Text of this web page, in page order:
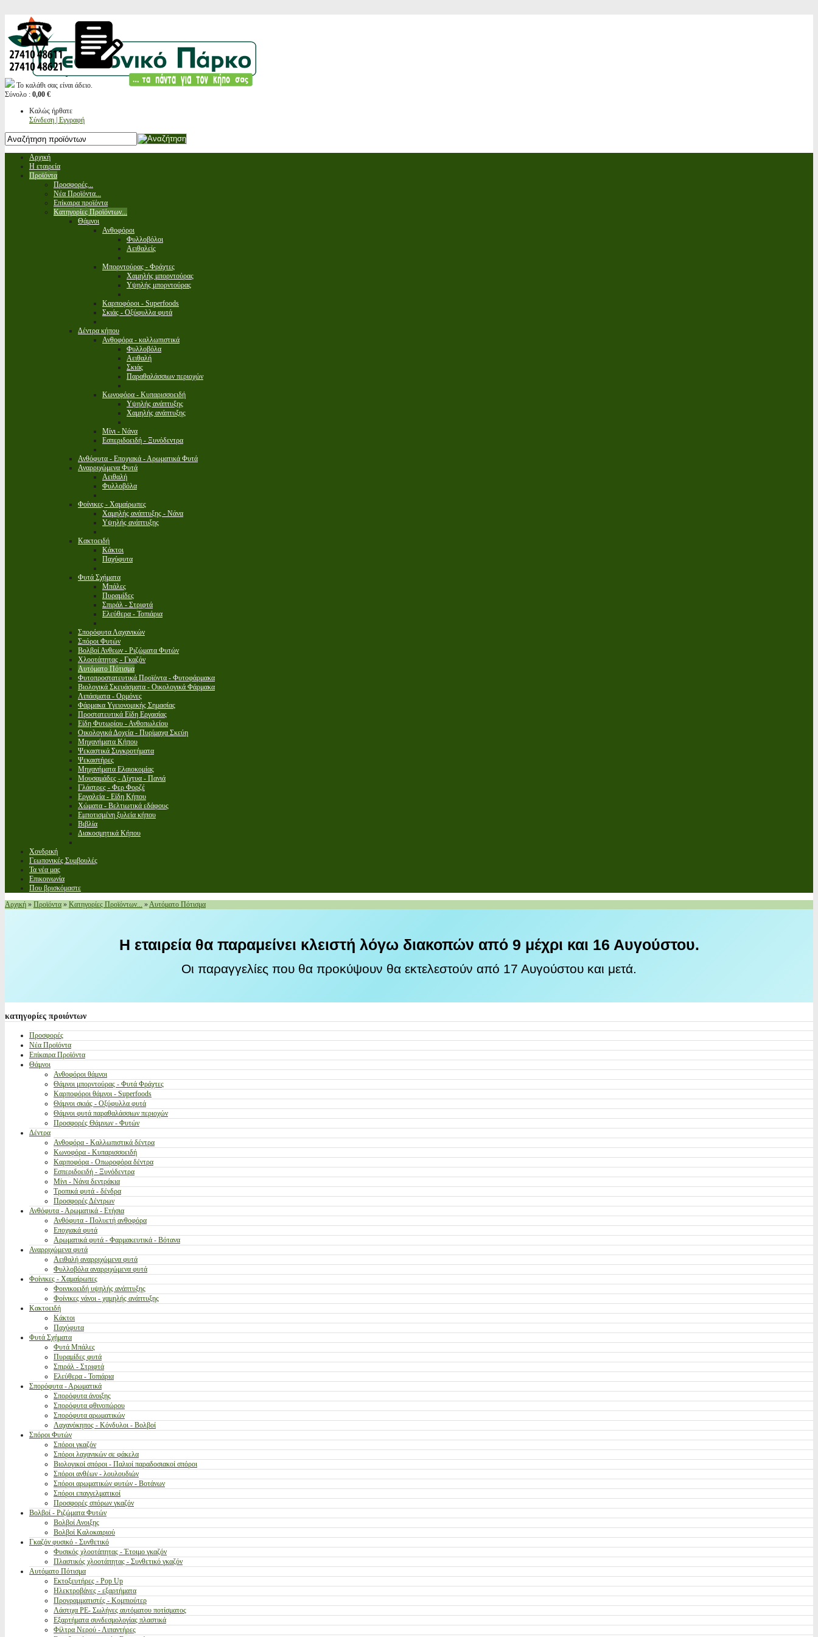
Το καλάθι σας είναι άδειο.
Σύνολο : 0,00 €
Καλώς ήρθατε
Σύνδεση | Εγγραφή
Αρχική
Η εταιρεία
Προϊόντα
Προσφορές...
Νέα Προϊόντα...
Επίκαιρα προϊόντα
Κατηγορίες Προϊόντων...
Θάμνοι
Ανθοφόροι
Φυλλοβόλοι
Αειθαλείς
Μπορντούρας - Φράχτες
Χαμηλής μπορντούρας
Υψηλής μπορντούρας
Καρποφόροι - Superfoods
Σκιάς - Οξύφυλλα φυτά
Δέντρα κήπου
Ανθοφόρα - καλλωπιστικά
Φυλλοβόλα
Αειθαλή
Σκιάς
Παραθαλάσσιων περιοχών
Κωνοφόρα - Κυπαρισσοειδή
Υψηλής ανάπτυξης
Χαμηλής ανάπτυξης
Μίνι - Νάνα
Εσπεριδοειδή - Ξυνόδεντρα
Ανθόφυτα - Εποχιακά - Αρωματικά Φυτά
Αναρριχώμενα Φυτά
Αειθαλή
Φυλλοβόλα
Φοίνικες - Χαμαίρωπες
Χαμηλής ανάπτυξης - Νάνα
Υψηλής ανάπτυξης
Κακτοειδή
Κάκτοι
Παχύφυτα
Φυτά Σχήματα
Μπάλες
Πυραμίδες
Σπιράλ - Στριφτά
Ελεύθερα - Τοπιάρια
Σπορόφυτα Λαχανικών
Σπόροι Φυτών
Βολβοί Ανθεων - Ριζώματα Φυτών
Χλοοτάπητας - Γκαζόν
Αυτόματο Πότισμα
Φυτοπροστατευτικά Προϊόντα - Φυτοφάρμακα
Βιολογικά Σκευάσματα - Οικολογικά Φάρμακα
Λιπάσματα - Ορμόνες
Φάρμακα Υγειονομικής Σημασίας
Προστατευτικά Είδη Εργασίας
Είδη Φυτωρίου - Ανθοπωλείου
Οικολογικά Δοχεία - Πυρίμαχα Σκεύη
Μηχανήματα Κήπου
Ψεκαστικά Συγκροτήματα
Ψεκαστήρες
Μηχανήματα Ελαιοκομίας
Μουσαμάδες - Δίχτυα - Πανιά
Γλάστρες - Φερ Φορζέ
Εργαλεία - Είδη Κήπου
Χώματα - Βελτιωτικά εδάφους
Εμποτισμένη ξυλεία κήπου
Βιβλία
Διακοσμητικά Κήπου
Χονδρική
Γεωπονικές Συμβουλές
Τα νέα μας
Επικοινωνία
Που βρισκόμαστε
Αρχική » Προϊόντα » Κατηγορίες Προϊόντων... »Αυτόματο Πότισμα
Η εταιρεία θα παραμείνει κλειστή λόγω διακοπών από 9 μέχρι και 16 Αυγούστου.
Οι παραγγελίες που θα προκύψουν θα εκτελεστούν από 17 Αυγούστου και μετά.
κατηγορίες προιόντων
Προσφορές
Νέα Προϊόντα
Επίκαιρα Προϊόντα
Θάμνοι
Ανθοφόροι θάμνοι
Θάμνοι μπορντούρας - Φυτά Φράχτες
Καρποφόροι θάμνοι - Superfoods
Θάμνοι σκιάς - Οξύφυλλα φυτά
Θάμνοι φυτά παραθαλάσσιων περιοχών
Προσφορές Θάμνων - Φυτών
Δέντρα
Ανθοφόρα - Καλλωπιστικά δέντρα
Κωνοφόρα - Κυπαρισσοειδή
Καρποφόρα - Οπωροφόρα δέντρα
Εσπεριδοειδή - Ξυνόδεντρα
Μίνι - Νάνα δεντράκια
Τροπικά φυτά - δένδρα
Προσφορές Δέντρων
Ανθόφυτα - Αρωματικά - Ετήσια
Ανθόφυτα - Πολυετή ανθοφόρα
Εποχιακά φυτά
Αρωματικά φυτά - Φαρμακευτικά - Βότανα
Αναρριχώμενα φυτά
Αειθαλή αναρριχώμενα φυτά
Φυλλοβόλα αναρριχώμενα φυτά
Φοίνικες - Χαμαίρωπες
Φοινικοειδή υψηλής ανάπτυξης
Φοίνικες νάνοι - χαμηλής ανάπτυξης
Κακτοειδή
Κάκτοι
Παχύφυτα
Φυτά Σχήματα
Φυτά Μπάλες
Πυραμίδες φυτά
Σπιράλ - Στριφτά
Ελεύθερα - Τοπιάρια
Σπορόφυτα - Αρωματικά
Σπορόφυτα άνοιξης
Σπορόφυτα φθινοπώρου
Σπορόφυτα αρωματικών
Λαχανόκηπος - Κόνδυλοι - Βολβοί
Σπόροι Φυτών
Σπόροι γκαζόν
Σπόροι λαχανικών σε φάκελα
Βιολογικοί σπόροι - Παλιοί παραδοσιακοί σπόροι
Σπόροι ανθέων - λουλουδιών
Σπόροι αρωματικών φυτών - Βοτάνων
Σπόροι επαγγελματικοί
Προσφορές σπόρων γκαζόν
Βολβοί - Ριζώματα Φυτών
Βολβοί Ανοιξης
Βολβοί Καλοκαιριού
Γκαζόν φυσικό - Συνθετικό
Φυσικός χλοοτάπητας - Έτοιμο γκαζόν
Πλαστικός χλοοτάπητας - Συνθετικό γκαζόν
Αυτόματο Πότισμα
Εκτοξευτήρες - Pop Up
Ηλεκτροβάνες - εξαρτήματα
Προγραμματιστές - Κομπιούτερ
Λάστιχα PE- Σωλήνες αυτόματου ποτίσματος
Εξαρτήματα συνδεσμολογίας πλαστικά
Φίλτρα Νερού - Λιπαντήρες